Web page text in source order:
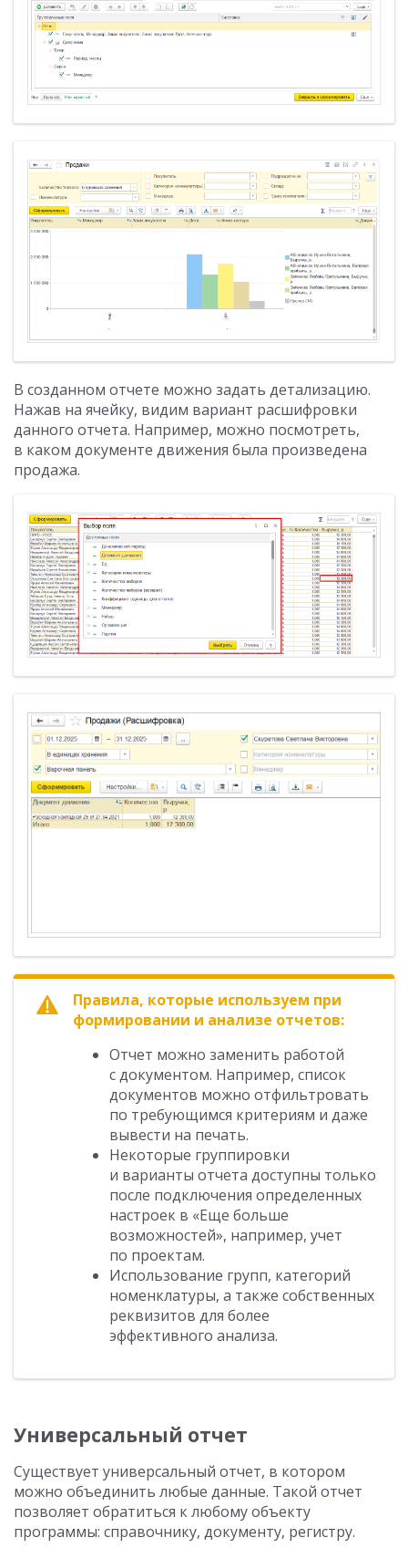
В созданном отчете можно задать детализацию.
Нажав на ячейку, видим вариант расшифровки
данного отчета. Например, можно посмотреть,
в каком документе движения была произведена
продажа.
Правила, которые используем при
формировании и анализе отчетов:
Отчет можно заменить работой
с документом. Например, список
документов можно отфильтровать
по требующимся критериям и даже
вывести на печать.
Некоторые группировки
и варианты отчета доступны только
после подключения определенных
настроек в «Еще больше
возможностей», например, учет
по проектам.
Использование групп, категорий
номенклатуры, а также собственных
реквизитов для более
эффективного анализа.
Универсальный отчет
Существует универсальный отчет, в котором
можно объединить любые данные. Такой отчет
позволяет обратиться к любому объекту
программы: справочнику, документу, регистру.